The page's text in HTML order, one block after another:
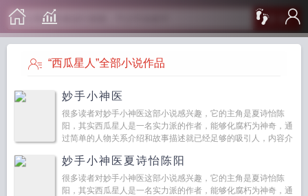
搜 索
“西瓜星人”全部小说作品
妙手小神医
很多读者对妙手小神医这部小说感兴趣，它的主角是夏诗怡陈
阳，其实西瓜星人是一名实力派的作者，能够化腐朽为神奇，通
过简单的人物关系介绍和故事描述就已经足够的吸引人，内容介
妙手小神医夏诗怡陈阳
很多读者对妙手小神医这部小说感兴趣，它的主角是夏诗怡陈
阳，其实西瓜星人是一名实力派的作者，能够化腐朽为神奇，通